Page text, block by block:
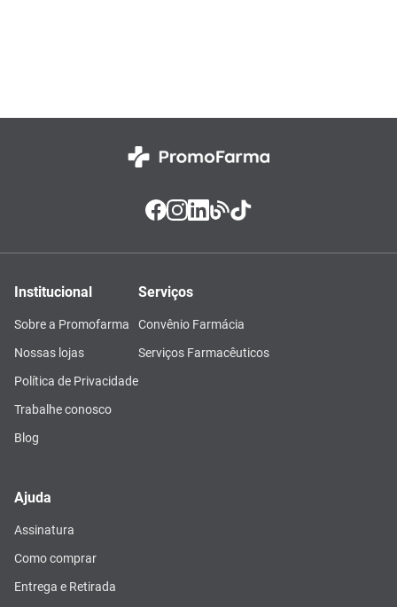
Institucional
Sobre a Promofarma
Nossas lojas
Política de Privacidade
Trabalhe conosco
Blog
Serviços
Convênio Farmácia
Serviços Farmacêuticos
Ajuda
Assinatura
Como comprar
Entrega e Retirada